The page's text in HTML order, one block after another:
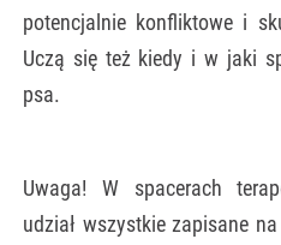
potencjalnie konfliktowe i
Uczą się też kiedy i w jaki
psa.
Uwaga! W spacerach
udział wszystkie zapisane